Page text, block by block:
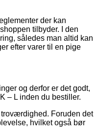
der kan
tilbyder. I den
således man altid kan
efter varer til en pige
og derfor er det godt,
– L inden du bestiller.
Foruden det
hvilket også bør